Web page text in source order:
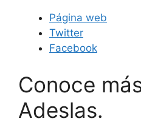
Página web
Twitter
Facebook
Conoce
Adeslas.